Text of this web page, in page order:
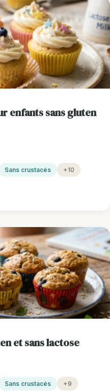
enfants sans gluten
Sans crustacés +10
et sans lactose
Sans crustacés +9